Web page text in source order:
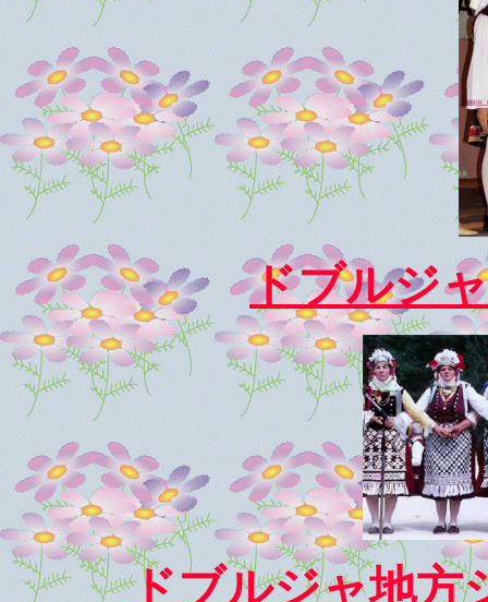
ドブルジ
ドブルジャ地方